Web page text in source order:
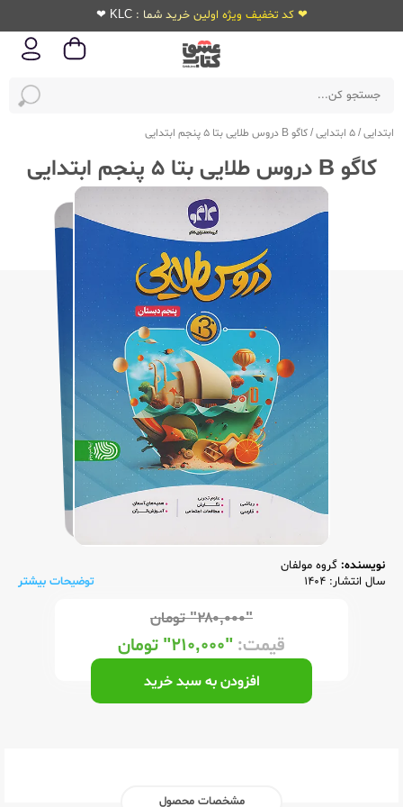
❤ کد تخفیف ویژه اولین خرید شما : KLC ❤
ابتدایی/5 ابتدایی /کاگو B دروس طلایی بتا 5 پنجم ابتدایی
کاگو B دروس طلایی بتا 5 پنجم ابتدایی
نویسنده: گروه مولفان
سال انتشار: 1404
توضیحات بیشتر
"۲۸۰,۰۰۰" تومان
قیمت: "۲۱۰,۰۰۰" تومان
افزودن به سبد خرید
مشخصات محصول